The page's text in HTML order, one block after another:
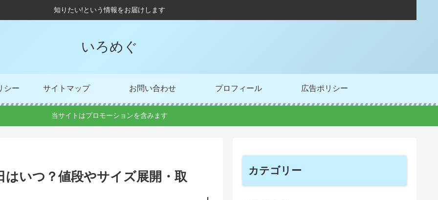
知りたい!という情報をお届けします
いろめぐ
シー サイトマップ お問い合わせ プロフィール 広告ポリシー
当サイトはプロモーションを含みます
いつ？値段やサイズ展開・取 カテゴリー